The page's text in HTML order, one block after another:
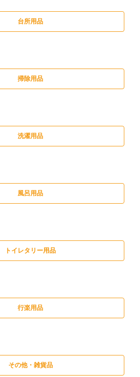
台所用品
掃除用品
洗濯用品
風呂用品
トイレタリー用品
行楽用品
その他・雑貨品